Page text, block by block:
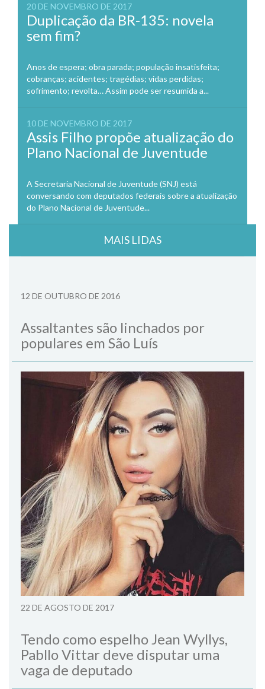
20 DE NOVEMBRO DE 2017
Duplicação da BR-135: novela
sem fim?
Anos de espera; obra parada; população insatisfeita;
cobranças; acidentes; tragédias; vidas perdidas;
sofrimento; revolta… Assim pode ser resumida a...
10 DE NOVEMBRO DE 2017
Assis Filho propõe atualização do
Plano Nacional de Juventude
A Secretaria Nacional de Juventude (SNJ) está
conversando com deputados federais sobre a atualização
do Plano Nacional de Juventude...
MAIS LIDAS
12 DE OUTUBRO DE 2016
Assaltantes são linchados por
populares em São Luís
22 DE AGOSTO DE 2017
Tendo como espelho Jean Wyllys,
Pabllo Vittar deve disputar uma
vaga de deputado